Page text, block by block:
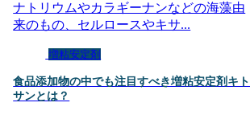
ナトリウムやカラギーナンなどの海藻由
来のもの、セルロースやキサ...
増粘安定剤
食品添加物の中でも注目すべき増粘安定剤キト
サンとは？